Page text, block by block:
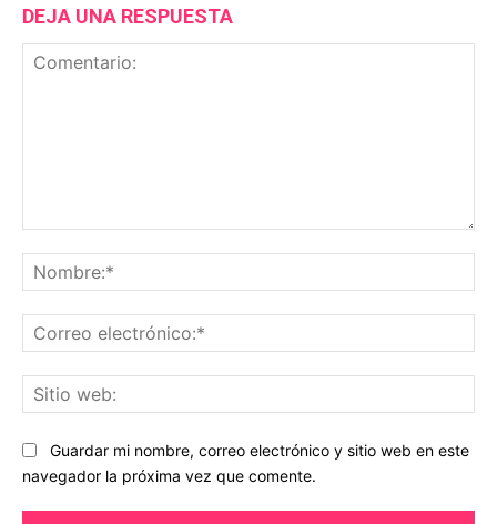
DEJA UNA RESPUESTA
Guardar mi nombre, correo electrónico y sitio web en este
navegador la próxima vez que comente.